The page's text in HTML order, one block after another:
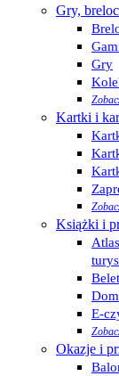
Gry,
Gry
Kartki i
Książki i
E-
Okazje i